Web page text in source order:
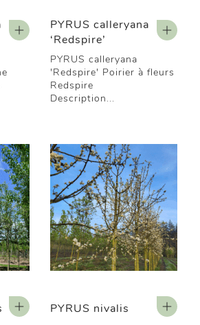
PYRUS calleryana
‘Redspire’
PYRUS calleryana
'Redspire' Poirier à fleurs
Redspire
Description...
PYRUS nivalis